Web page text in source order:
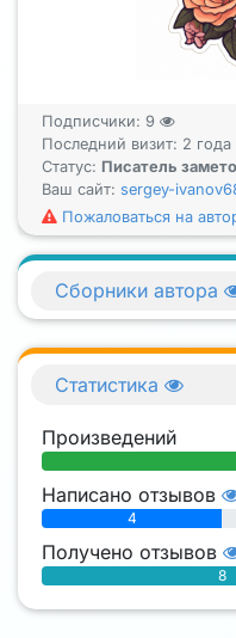
Подписчики: 9
Последний визит: 2 года
Статус: Писатель
Ваш сайт: sergey-
Пожаловаться на
Сборники автора
Статистика
Произведений
Написано отзывов
4
Получено отзывов
8